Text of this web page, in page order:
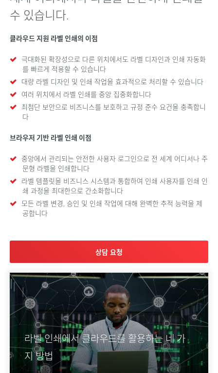
수 있습니다.
클라우드 지원 라벨 인쇄의 이점
극대화된 확장성으로 다른 위치에서도 라벨 디자인과 인쇄 자동화
를 빠르게 적용할 수 있습니다
대량 라벨 디자인 및 인쇄 작업을 효과적으로 처리할 수 있습니다
여러 위치에서 라벨 인쇄를 중앙 집중화합니다
최첨단 보안으로 비즈니스를 보호하고 규정 준수 요건을 충족합니
다
브라우저 기반 라벨 인쇄 이점
중앙에서 관리되는 안전한 사용자 로그인으로 전 세계 어디서나 주
문형 라벨을 인쇄합니다
라벨 템플릿을 비즈니스 시스템과 통합하여 인쇄 사용자를 인쇄 인
쇄 과정을 최대한으로 간소화합니다
모든 라벨 변경, 승인 및 인쇄 작업에 대해 완벽한 추적 능력을 제
공합니다
상담 요청
라벨 인쇄에서 클라우드를 활용하는 네 가
지 방법